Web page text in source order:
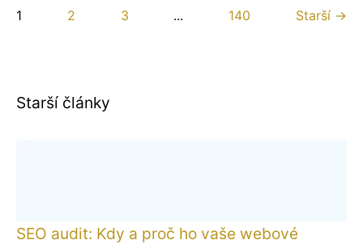
1 2 3 ... 140 Starší →
Starší články
SEO audit: Kdy a proč ho vaše webové